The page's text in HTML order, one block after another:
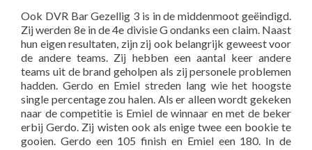
Ook DVR Bar Gezellig 3 is in de middenmoot geëindigd.
Zij werden 8e in de 4e divisie G ondanks een claim. Naast
hun eigen resultaten, zijn zij ook belangrijk geweest voor
de andere teams. Zij hebben een aantal keer andere
teams uit de brand geholpen als zij personele problemen
hadden. Gerdo en Emiel streden lang wie het hoogste
single percentage zou halen. Als er alleen wordt gekeken
naar de competitie is Emiel de winnaar en met de beker
erbij Gerdo. Zij wisten ook als enige twee een bookie te
gooien. Gerdo een 105 finish en Emiel een 180. In de